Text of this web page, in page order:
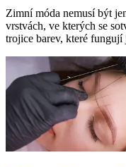
Zimní móda nemusí být
vrstvách, ve kterých se
trojice barev, které